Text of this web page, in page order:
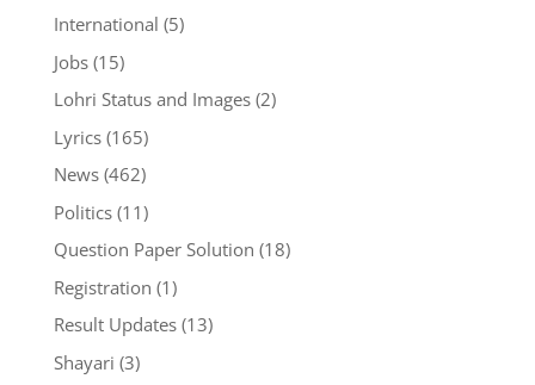
International (5)
Jobs(15)
Lohri Status and Images(2)
Lyrics(165)
News(462)
Politics(11)
Question Paper Solution (18)
Registration (1)
Result Updates(13)
Shayari (3)